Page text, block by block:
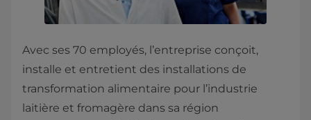
Avec ses 70 employés, l’entreprise conçoit,
installe et entretient des installations de
transformation alimentaire pour l’industrie
laitière et fromagère dans sa région